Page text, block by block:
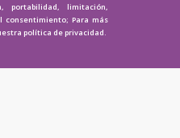
portabilidad, limitación,
consentimiento; Para más
política de privacidad.